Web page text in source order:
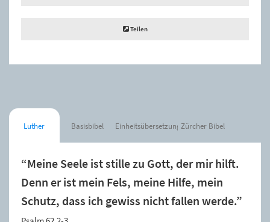
Teilen
Luther Basisbibel Einheitsübersetzung Zürcher Bibel
“Meine Seele ist stille zu Gott, der mir hilft.
Denn er ist mein Fels, meine Hilfe, mein
Schutz, dass ich gewiss nicht fallen werde.”